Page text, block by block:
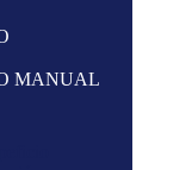
MANUAL